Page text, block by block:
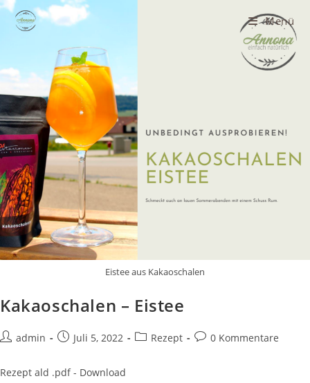
Zum
Inhalt
Menü
Eistee aus Kakaoschalen
Kakaoschalen – Eistee
Beitrags-
admin
BeitragJuli 5, 2022
Beitrags-
Rezept
Beitrags-
0 Kommentare
Rezept ald .pdf - Download